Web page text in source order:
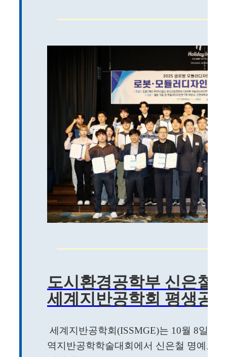
도시환경공학부 신은철
세계지반공학회 평생공
세계지반공학회(ISSMGE)는 10월 8일 인
역지반공학학술대회에서 신은철 명예교